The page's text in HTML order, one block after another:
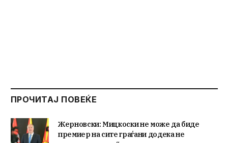
ПРОЧИТАЈ ПОВЕЌЕ
Жерновски: Мицкоски не може да биде
премиер на сите граѓани додека не